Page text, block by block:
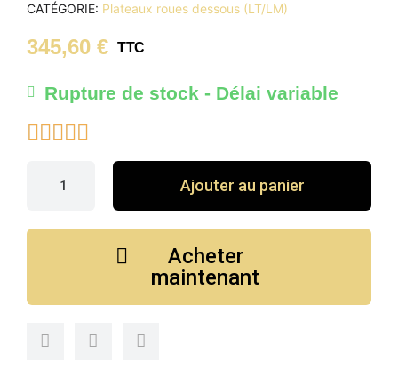
CATÉGORIE Plateaux roues dessous (LT/LM)
345,60 € TTC
Rupture de stock - Délai variable

Ajouter au panier
Acheter
maintenant